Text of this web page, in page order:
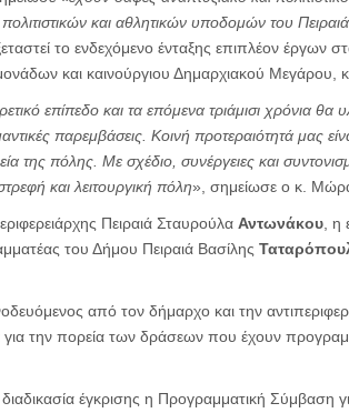
και αθλητικών υποδομών του Πειραιά
το ενδεχόμενο ένταξης επιπλέον έργων
και καινούργιου Δημαρχιακού Μεγάρου,
επίπεδο και τα επόμενα τριάμισι χρόνια θα
παρεμβάσεις. Κοινή προτεραιότητά μας
της πόλης. Με σχέδιο, συνέργειες και
και λειτουργική πόλη», σημείωσε ο κ.
Πειραιά Σταυρούλα Αντωνάκου, η
του Δήμου Πειραιά Βασίλης
από τον δήμαρχο και την
την πορεία των δράσεων που έχουν
διαδικασία έγκρισης η Προγραμματική Σύμβαση